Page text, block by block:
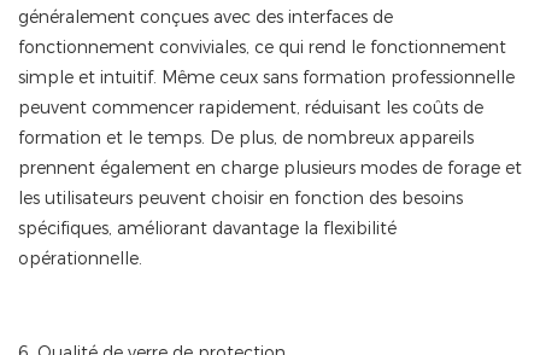
généralement conçues avec des interfaces de
fonctionnement conviviales, ce qui rend le fonctionnement
simple et intuitif. Même ceux sans formation professionnelle
peuvent commencer rapidement, réduisant les coûts de
formation et le temps. De plus, de nombreux appareils
prennent également en charge plusieurs modes de forage et
les utilisateurs peuvent choisir en fonction des besoins
spécifiques, améliorant davantage la flexibilité
opérationnelle.